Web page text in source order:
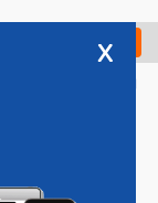
Check in
x